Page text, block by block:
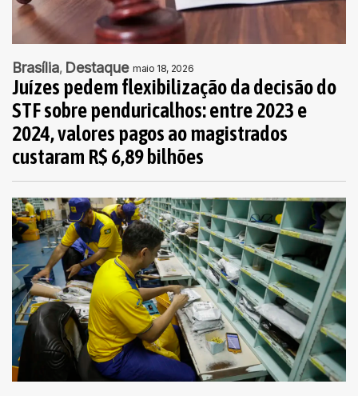
Brasília Destaque maio 18, 2026
Juízes pedem flexibilização da decisão do
STF sobre penduricalhos: entre 2023 e
2024, valores pagos ao magistrados
custaram R$ 6,89 bilhões